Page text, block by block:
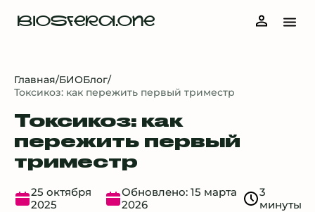
BIOSFERA.ONE
Главная/БИОБлог/
Токсикоз: как пережить первый триместр
Токсикоз: как
пережить первый
триместр
25 октября
2025
Обновлено: 15 марта
2026
3
минуты